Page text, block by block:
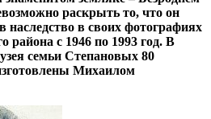
раскрыть то, что он
наследство в своих фотографиях
района с 1946 по 1993 год. В
семьи Степановых 80
Михаилом